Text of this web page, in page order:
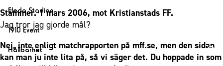
Biljettvillkor
Damlaget
Spelare
Ledarstab
Skånecupen
Fotbollsskolan
Fotbollsnätverket
Bli företagspartner
Nätverket
Partner dam
Eleda Stadion
Eleda Stadion
Erics Bar & Restaurang
Matchdag på Eleda Stadion
1910 Event
1910 Event
Fest & Event
Hållbarhet
Stämmer. 1 mars 2006, mot Kristianstads FF.
Jag tror jag gjorde mål?
Nej, inte enligt matchrapporten på mff.se, men den sidan
kan man ju inte lita på, så vi säger det. Du hoppade in som